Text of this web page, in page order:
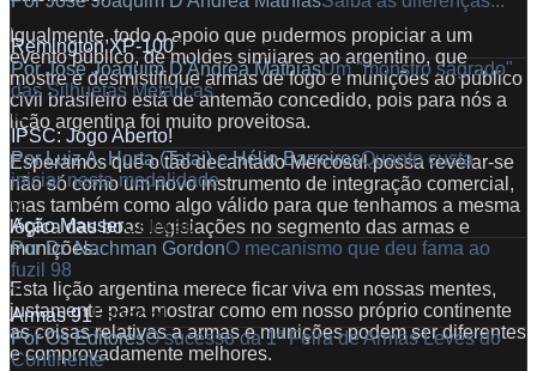
Igualmente, todo o apoio que pudermos propiciar a um
evento público, de moldes similares ao argentino, que
mostre e desmistifique armas de fogo e munições ao público
civil brasileiro está de antemão concedido, pois para nós a
lição argentina foi muito proveitosa.
Esperamos que o tão decantado Mercosul possa revelar-se
não só como um novo instrumento de integração comercial,
mas também como algo válido para que tenhamos a mesma
lógica das boas legislações no segmento das armas e
munições.
Esta lição argentina merece ficar viva em nossas mentes,
justamente para mostrar como em nosso próprio continente
as coisas relativas a armas e munições podem ser diferentes
e comprovadamente melhores.
54
Remington XP-100Apresentação
PorJosé Joaquim D'Andrea MathiasUm "monstro sagrado"
das Silhuetas Metálicas
62
IPSC: Jogo Aberto! Especial
PorLuiz A. Horta (Tatai) e Hélio BarreirosQuanto custa
iniciar nesta modalidade
66
Ação MauserColeção
PorDr. Nachman GordonO mecanismo que deu fama ao
fuzil 98
72
Armas 91Especial
PorOs EditoresO sucesso da 1ª Feira de Armas Leves do
Continente